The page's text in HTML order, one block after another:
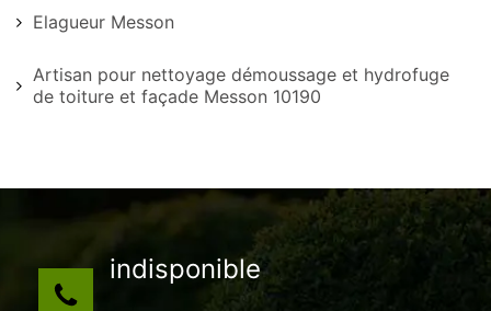
Elagueur Messon
Artisan pour nettoyage démoussage et hydrofuge
de toiture et façade Messon 10190
indisponible